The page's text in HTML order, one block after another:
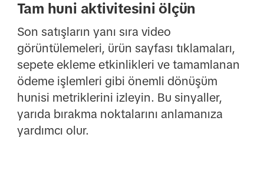
Tam huni aktivitesini ölçün
Son satışların yanı sıra video
görüntülemeleri, ürün sayfası tıklamaları,
sepete ekleme etkinlikleri ve tamamlanan
ödeme işlemleri gibi önemli dönüşüm
hunisi metriklerini izleyin. Bu sinyaller,
yarıda bırakma noktalarını anlamanıza
yardımcı olur.